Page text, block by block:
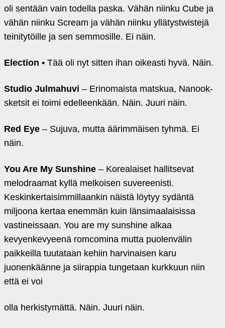
oli sentään vain todella paska. Vähän niinku Cube ja
vähän niinku Scream ja vähän niinku yllätystwistejä
teinitytöille ja sen semmosille. Ei näin.
Election • Tää oli nyt sitten ihan oikeasti hyvä. Näin.
Studio Julmahuvi – Erinomaista matskua, Nanook-
sketsit ei toimi edelleenkään. Näin. Juuri näin.
Red Eye – Sujuva, mutta äärimmäisen tyhmä. Ei
näin.
You Are My Sunshine – Korealaiset hallitsevat
melodraamat kyllä melkoisen suvereenisti.
Keskinkertaisimmillaankin näistä löytyy sydäntä
miljoona kertaa enemmän kuin länsimaalaisissa
vastineissaan. You are my sunshine alkaa
kevyenkevyeenä romcomina mutta puolenvälin
paikkeilla tuutataan kehiin harvinaisen karu
juonenkäänne ja siirappia tungetaan kurkkuun niin
että ei voi
olla herkistymättä. Näin. Juuri näin.